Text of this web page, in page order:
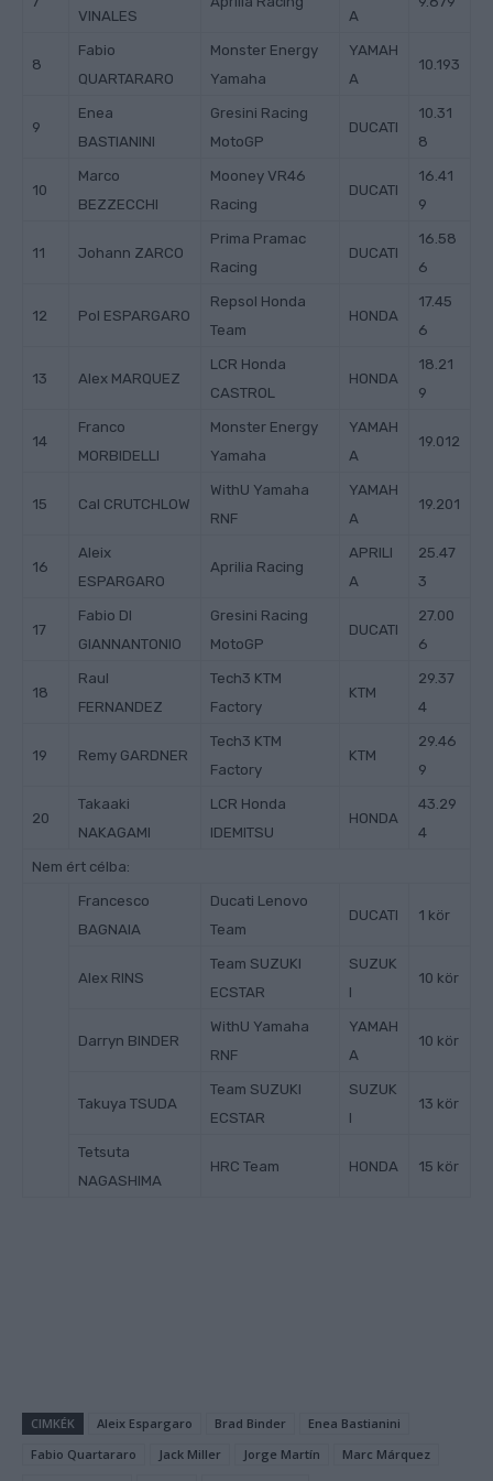
VINALES
A
8
Fabio
QUARTARARO
Monster Energy
Yamaha
YAMAH
A
10.193
9
Enea
BASTIANINI
Gresini Racing
MotoGP
DUCATI
10.31
8
10
Marco
BEZZECCHI
Mooney VR46
Racing
DUCATI
16.41
9
11 Johann ZARCO
Prima Pramac
Racing
DUCATI
16.58
6
12 Pol ESPARGARO
Repsol Honda
Team
HONDA
17.45
6
13 Alex MARQUEZ
LCR Honda
CASTROL
HONDA
18.21
9
14
Franco
MORBIDELLI
Monster Energy
Yamaha
YAMAH
A
19.012
15 Cal CRUTCHLOW
WithU Yamaha
RNF
YAMAH
A
19.201
16
Aleix
ESPARGARO
Aprilia Racing
APRILI
A
25.47
3
17
Fabio DI
GIANNANTONIO
Gresini Racing
MotoGP
DUCATI
27.00
6
18
Raul
FERNANDEZ
Tech3 KTM
Factory
KTM
29.37
4
19 Remy GARDNER
Tech3 KTM
Factory
KTM
29.46
9
20
Takaaki
NAKAGAMI
LCR Honda
IDEMITSU
HONDA
43.29
4
Nem ért célba:
Francesco
BAGNAIA
Ducati Lenovo
Team
DUCATI 1 kör
Alex RINS
Team SUZUKI
ECSTAR
SUZUK
I
10 kör
Darryn BINDER
WithU Yamaha
RNF
YAMAH
A
10 kör
Takuya TSUDA
Team SUZUKI
ECSTAR
SUZUK
I
13 kör
Tetsuta
NAGASHIMA
HRC Team HONDA 15 kör
CIMKÉK Aleix Espargaro Brad Binder
Enea Bastianini
Fabio Quartararo
Jack Miller Jorge Martín
Marc Márquez